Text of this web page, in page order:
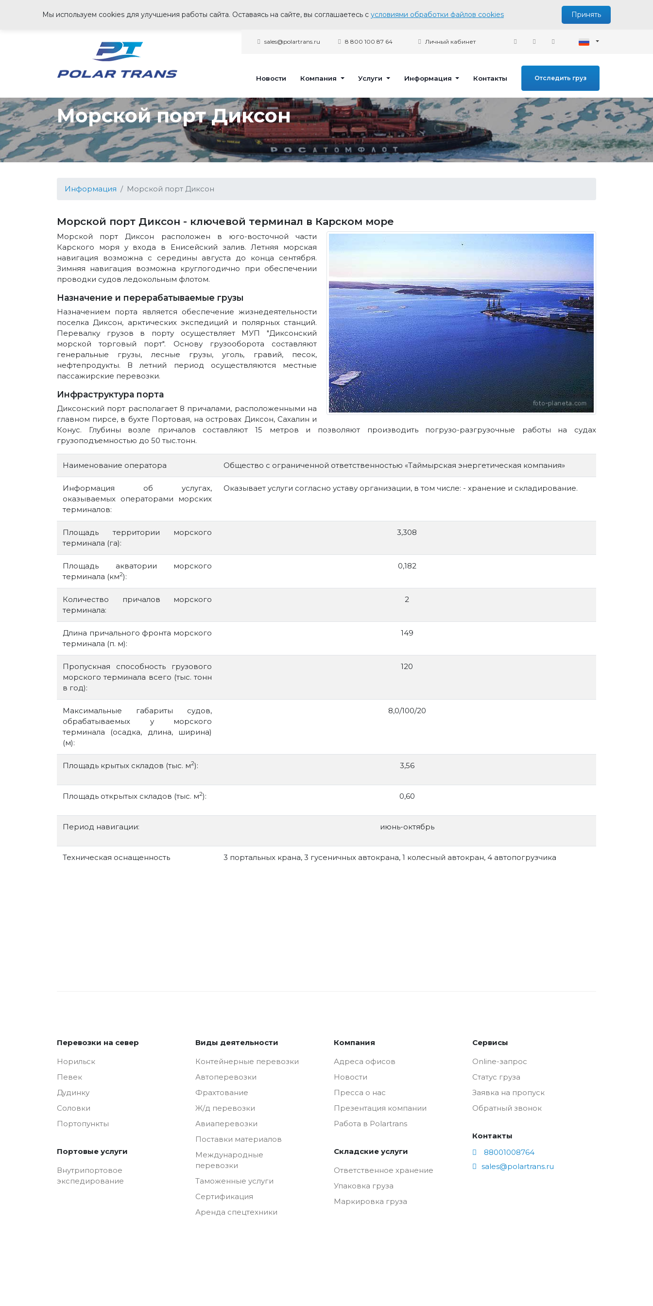
Мы используем cookies для улучшения работы сайта. Оставаясь на сайте, вы соглашаетесь с условиями обработки файлов cookies Принять
sales@polartrans.ru 8 800 100 87 64 Личный кабинет
Новости Компания Услуги Информация Контакты Отследить груз
Морской порт Диксон
Информация Морской порт Диксон
Морской порт Диксон - ключевой терминал в Карском море
Морской порт Диксон расположен в юго-восточной части
Карского моря у входа в Енисейский залив. Летняя морская
навигация возможна с середины августа до конца сентября.
Зимняя навигация возможна круглогодично при обеспечении
проводки судов ледокольным флотом.
Назначение и перерабатываемые грузы
Назначением порта является обеспечение жизнедеятельности
поселка Диксон, арктических экспедиций и полярных станций.
Перевалку грузов в порту осуществляет МУП "Диксонский
морской торговый порт". Основу грузооборота составляют
генеральные грузы, лесные грузы, уголь, гравий, песок,
нефтепродукты. В летний период осуществляются местные
пассажирские перевозки.
Инфраструктура порта
Диксонский порт располагает 8 причалами, расположенными на
главном пирсе, в бухте Портовая, на островах Диксон, Сахалин и
Конус. Глубины возле причалов составляют 15 метров и позволяют производить погрузо-разгрузочные работы на судах
грузоподъемностью до 50 тыс.тонн.
Наименование оператора Общество с ограниченной ответственностью «Таймырская энергетическая компания»
Информация об услугах,
оказываемых операторами морских
терминалов:
Оказывает услуги согласно уставу организации, в том числе: - хранение и складирование.
Площадь территории морского
терминала (га):
3,308
Площадь акватории морского
терминала (км2):
0,182
Количество причалов морского
терминала:
2
Длина причального фронта морского
терминала (п. м):
149
Пропускная способность грузового
морского терминала всего (тыс. тонн
в год):
120
Максимальные габариты судов,
обрабатываемых у морского
терминала (осадка, длина, ширина)
(м):
8,0/100/20
Площадь крытых складов (тыс. м2): 3,56
Площадь открытых складов (тыс. м2): 0,60
Период навигации: июнь-октябрь
Техническая оснащенность 3 портальных крана, 3 гусеничных автокрана, 1 колесный автокран, 4 автопогрузчика
Перевозки на север
Норильск
Певек
Дудинку
Соловки
Портопункты
Портовые услуги
Внутрипортовое
экспедирование
Виды деятельности
Контейнерные перевозки
Автоперевозки
Фрахтование
Ж/д перевозки
Авиаперевозки
Поставки материалов
Международные
перевозки
Таможенные услуги
Сертификация
Аренда спецтехники
Компания
Адреса офисов
Новости
Пресса о нас
Презентация компании
Работа в Polartrans
Складские услуги
Ответственное хранение
Упаковка груза
Маркировка груза
Сервисы
Online-запрос
Статус груза
Заявка на пропуск
Обратный звонок
Контакты
88001008764
sales@polartrans.ru